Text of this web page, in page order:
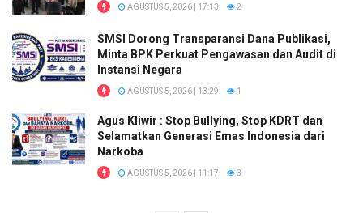
AGUSTUS 5, 2026 | 17:13 2
SMSI Dorong Transparansi Dana Publikasi,
Minta BPK Perkuat Pengawasan dan Audit di
Instansi Negara
AGUSTUS 5, 2026 | 13:29 1
Agus Kliwir : Stop Bullying, Stop KDRT dan
Selamatkan Generasi Emas Indonesia dari
Narkoba
AGUSTUS 5, 2026 | 11:17 3